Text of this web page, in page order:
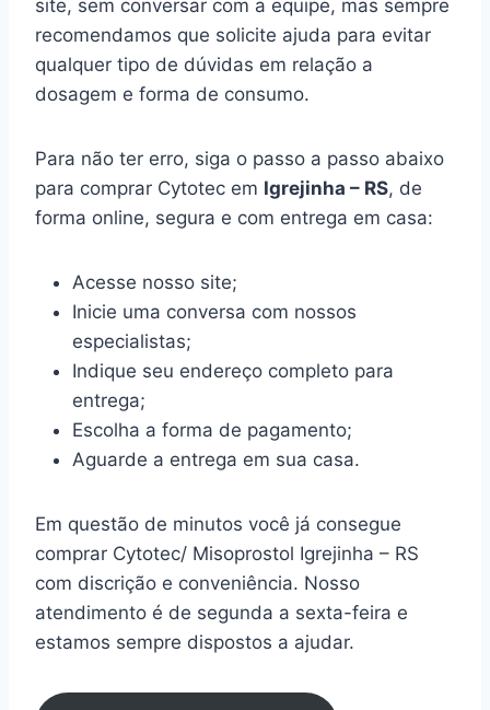
site, sem conversar com a equipe, mas sempre
recomendamos que solicite ajuda para evitar
qualquer tipo de dúvidas em relação a
dosagem e forma de consumo.
Para não ter erro, siga o passo a passo abaixo
para comprar Cytotec em Igrejinha – RS, de
forma online, segura e com entrega em casa:
Acesse nosso site;
Inicie uma conversa com nossos
especialistas;
Indique seu endereço completo para
entrega;
Escolha a forma de pagamento;
Aguarde a entrega em sua casa.
Em questão de minutos você já consegue
comprar Cytotec/ Misoprostol Igrejinha – RS
com discrição e conveniência. Nosso
atendimento é de segunda a sexta-feira e
estamos sempre dispostos a ajudar.